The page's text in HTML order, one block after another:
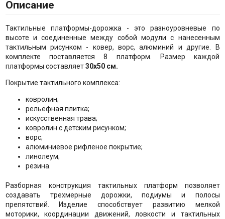
Описание
Тактильные платформы-дорожка - это разноуровневые по
высоте и соединенные между собой модули с нанесенным
тактильным рисунком - ковер, ворс, алюминий и другие. В
комплекте поставляется 8 платформ. Размер каждой
платформы составляет30x50 см.
Покрытие тактильного комплекса:
ковролин;
рельефная плитка;
искусственная трава;
ковролин с детским рисунком;
ворс;
алюминиевое рифленое покрытие;
линолеум;
резина.
Разборная конструкция тактильных платформ позволяет
создавать трехмерные дорожки, подиумы и полосы
препятствий. Изделие способствует развитию мелкой
моторики, координации движений, ловкости и тактильных